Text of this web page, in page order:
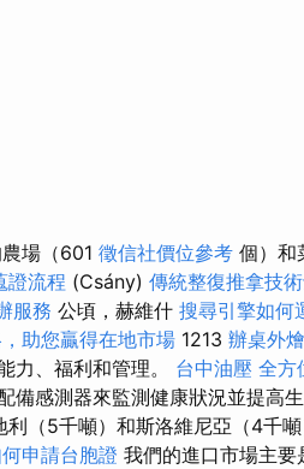
場（601 徵信社價位參考 個）和
證流程 (Csány) 傳統整復推拿技
服務 公頃，赫維什 搜尋引擎如何
助您贏得在地市場 1213 辦桌外
力、福利和管理。 台中油壓 全方
備感測器來監測健康狀況並提高
（5千噸）和斯洛維尼亞（4千噸
申請台胞證 我們的進口市場主